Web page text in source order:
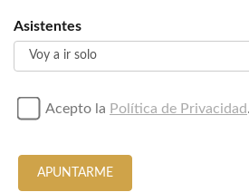
Asistentes
Acepto la Política de Privacidad.
APUNTARME